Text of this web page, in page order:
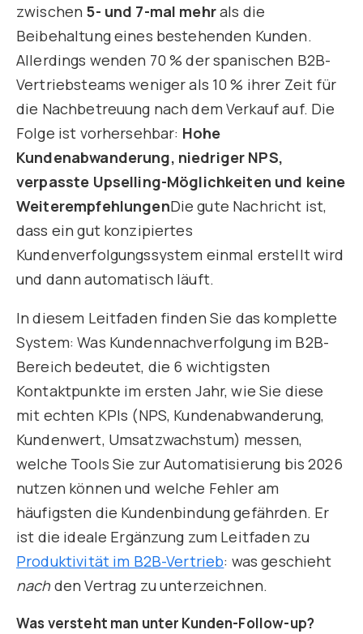
zwischen 5- und 7-mal mehrals die
Beibehaltung eines bestehenden Kunden.
Allerdings wenden 70 % der spanischen B2B-
Vertriebsteams weniger als 10 % ihrer Zeit für
die Nachbetreuung nach dem Verkauf auf. Die
Folge ist vorhersehbar: Hohe
Kundenabwanderung, niedriger NPS,
verpasste Upselling-Möglichkeiten und keine
WeiterempfehlungenDie gute Nachricht ist,
dass ein gut konzipiertes
Kundenverfolgungssystem einmal erstellt wird
und dann automatisch läuft.
In diesem Leitfaden finden Sie das komplette
System: Was Kundennachverfolgung im B2B-
Bereich bedeutet, die 6 wichtigsten
Kontaktpunkte im ersten Jahr, wie Sie diese
mit echten KPIs (NPS, Kundenabwanderung,
Kundenwert, Umsatzwachstum) messen,
welche Tools Sie zur Automatisierung bis 2026
nutzen können und welche Fehler am
häufigsten die Kundenbindung gefährden. Er
ist die ideale Ergänzung zum Leitfaden zu
Produktivität im B2B-Vertrieb: was geschieht
nach den Vertrag zu unterzeichnen.
Was versteht man unter Kunden-Follow-up?